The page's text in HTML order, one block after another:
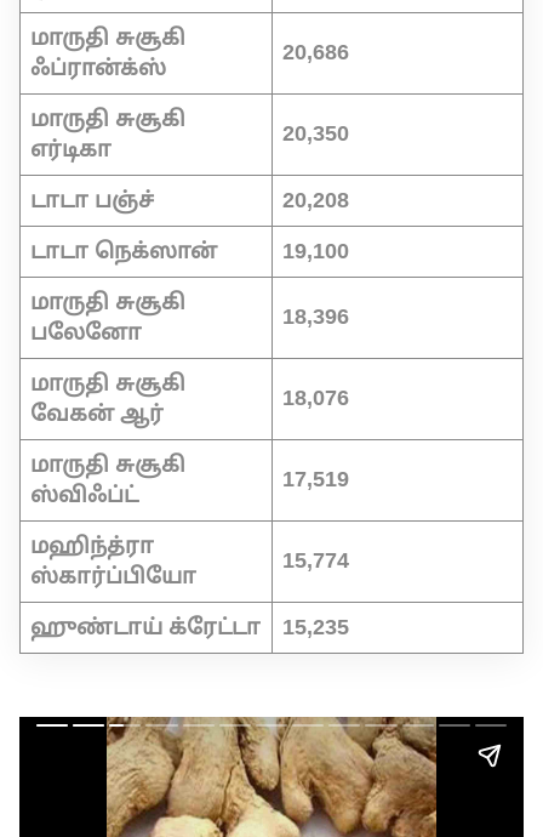
மாருதி சுசூகி
ஃப்ரான்க்ஸ்
20,686
மாருதி சுசூகி
எர்டிகா
20,350
டாடா பஞ்ச் 20,208
டாடா நெக்ஸான் 19,100
மாருதி சுசூகி
பலேனோ
18,396
மாருதி சுசூகி
வேகன் ஆர்
18,076
மாருதி சுசூகி
ஸ்விஃப்ட்
17,519
மஹிந்த்ரா
ஸ்கார்ப்பியோ
15,774
ஹுண்டாய் க்ரேட்டா 15,235